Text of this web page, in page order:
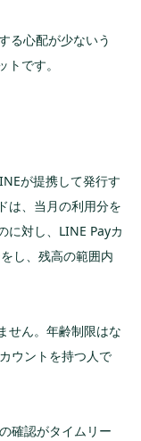
る心配が少ないう
です。
が提携して発行す
は、当月の利用分を
に対し、LINE Payカ
し、残高の範囲内
せん。年齢制限はな
ウントを持つ人で
確認がタイムリー